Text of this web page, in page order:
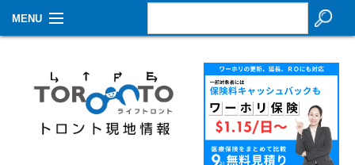
MENU
生活情報
その他